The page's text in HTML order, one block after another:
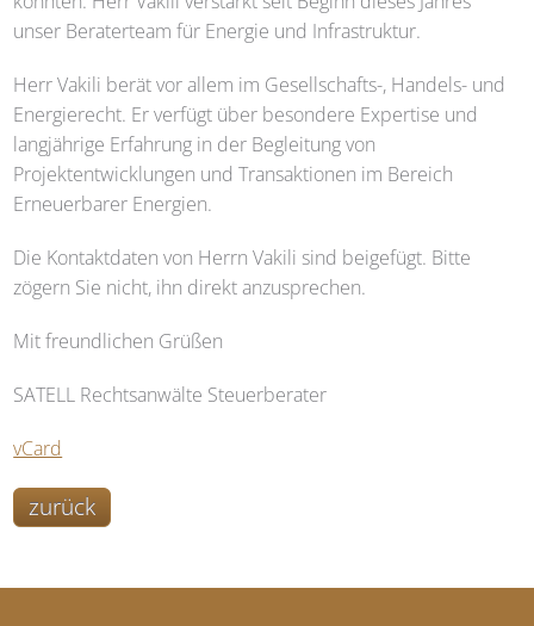
unser Beraterteam für Energie und Infrastruktur.
Herr Vakili berät vor allem im Gesellschafts-, Handels- und
Energierecht. Er verfügt über besondere Expertise und
langjährige Erfahrung in der Begleitung von
Projektentwicklungen und Transaktionen im Bereich
Erneuerbarer Energien.
Die Kontaktdaten von Herrn Vakili sind beigefügt. Bitte
zögern Sie nicht, ihn direkt anzusprechen.
Mit freundlichen Grüßen
SATELL Rechtsanwälte Steuerberater
vCard
zurück